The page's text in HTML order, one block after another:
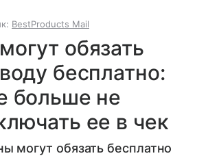
BestProducts Mail
обязать
бесплатно:
больше не
ее в чек
могут обязать бесплатно